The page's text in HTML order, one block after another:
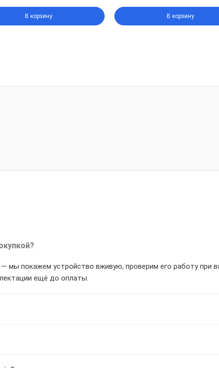
(Черный космос)
В корзину
Silver (Серебристый)
В корзину
мы покажем устройство вживую, проверим его работу при
ещё до оплаты.